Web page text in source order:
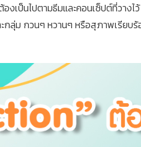
งเป็นไปตามธีมและคอนเซ็ปต์ที่วาง
ลุ่ม กวนๆ หวานๆ หรือสุภาพเรียบร้